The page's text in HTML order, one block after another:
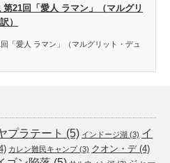
21回「愛人 ラマン」（マルグリ
）
「愛人 ラマン」（マルグリット・デュ
プラテート (5) インドージ湖 (3) イ
カレン難民キャンプ(3) クオン・デ(4)